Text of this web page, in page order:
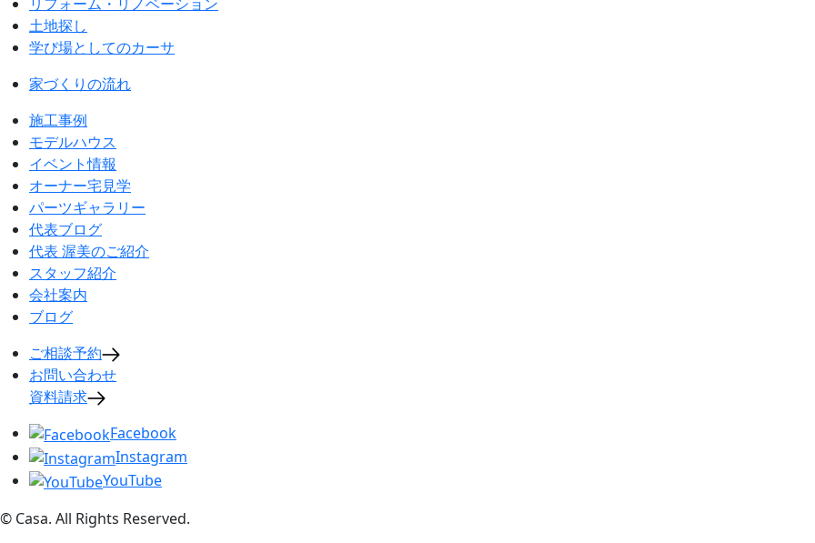
リフォーム・リノベーション
土地探し
学び場としてのカーサ
家づくりの流れ
施工事例
モデルハウス
イベント情報
オーナー宅見学
パーツギャラリー
代表ブログ
代表 渥美のご紹介
スタッフ紹介
会社案内
ブログ
ご相談予約
お問い合わせ
資料請求
Facebook
Instagram
YouTube
© Casa. All Rights Reserved.